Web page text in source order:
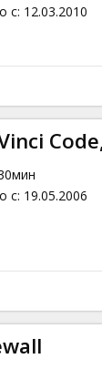
с: 12.03.2010
с: 19.05.2006